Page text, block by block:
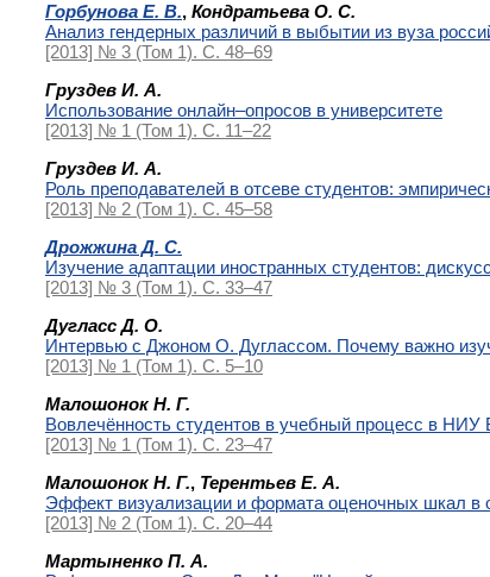
Горбунова Е. В., Кондратьева О. С.
Анализ гендерных различий в выбытии из вуза
[2013] № 3 (Том 1). С. 48–69
Груздев И. А.
Использование онлайн–опросов в университете
[2013] № 1 (Том 1). С. 11–22
Груздев И. А.
Роль преподавателей в отсеве студентов:
[2013] № 2 (Том 1). С. 45–58
Дрожжина Д. С.
Изучение адаптации иностранных студентов:
[2013] № 3 (Том 1). С. 33–47
Дугласс Д. О.
Интервью с Джоном О. Дугласcом. Почему важно
[2013] № 1 (Том 1). С. 5–10
Малошонок Н. Г.
Вовлечённость студентов в учебный процесс в НИУ
[2013] № 1 (Том 1). С. 23–47
Малошонок Н. Г., Терентьев Е. А.
Эффект визуализации и формата оценочных шкал в
[2013] № 2 (Том 1). С. 20–44
Мартыненко П. А.